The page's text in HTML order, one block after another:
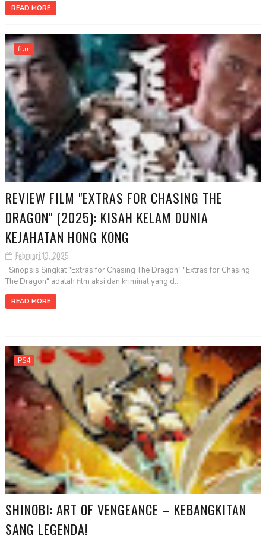
READ MORE
film
REVIEW FILM "EXTRAS FOR CHASING THE
DRAGON" (2025): KISAH KELAM DUNIA
KEJAHATAN HONG KONG
Februari 13, 2025
Sinopsis Singkat "Extras for Chasing The Dragon" "Extras for Chasing
The Dragon" adalah film aksi dan kriminal yang d...
READ MORE
PS4
SHINOBI: ART OF VENGEANCE – KEBANGKITAN
SANG LEGENDA!